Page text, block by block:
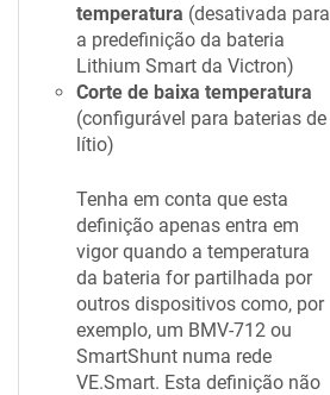
temperatura (desativada para
a predefinição da bateria
Lithium Smart da Victron)
Corte de baixa temperatura
(configurável para baterias de
lítio)
Tenha em conta que esta
definição apenas entra em
vigor quando a temperatura
da bateria for partilhada por
outros dispositivos como, por
exemplo, um BMV-712 ou
SmartShunt numa rede
VE.Smart. Esta definição não